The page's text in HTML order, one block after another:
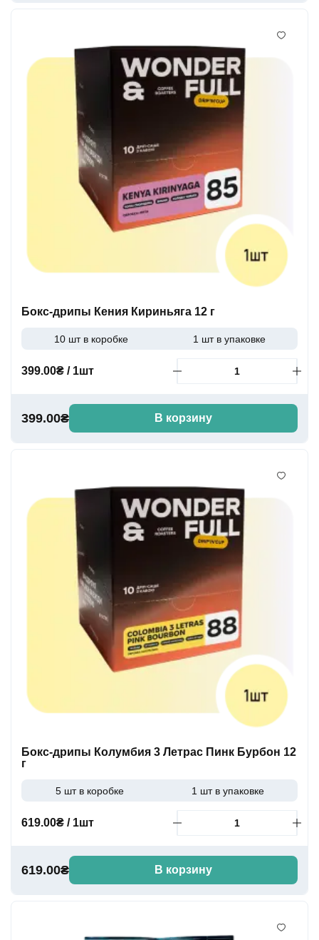
Бокс-дрипы Кения Кириньяга 12 г
10 шт в коробке 1 шт в упаковке
399.00₴ / 1шт
399.00₴ В корзину
Бокс-дрипы Колумбия 3 Летрас Пинк Бурбон 12
г
5 шт в коробке 1 шт в упаковке
619.00₴ / 1шт
619.00₴ В корзину